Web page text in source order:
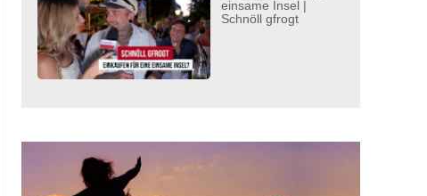
einsame Insel |
Schnöll gfrogt